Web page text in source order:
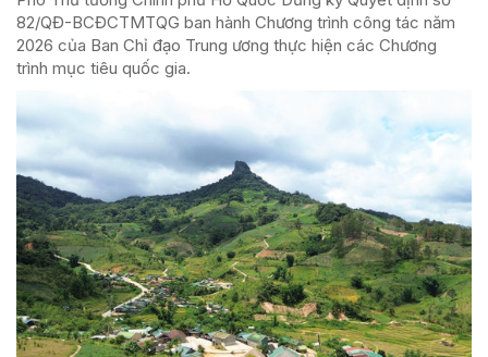
82/QĐ-BCĐCTMTQG ban hành Chương trình công tác năm
2026 của Ban Chỉ đạo Trung ương thực hiện các Chương
trình mục tiêu quốc gia.